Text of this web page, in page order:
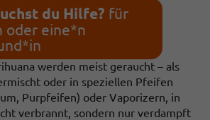
du Hilfe? für
oder eine*n
bei Jugendlichen
werden meist geraucht – als
oder in speziellen Pfeifen
Purpfeifen) oder Vaporizern, in
verbrannt, sondern nur verdampft